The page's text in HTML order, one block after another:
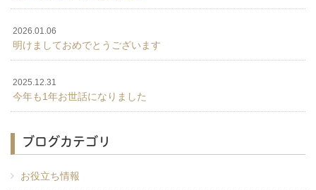
2026.01.06
明けましておめでとうございます
2025.12.31
今年も1年お世話になりました
ブログカテゴリ
お役立ち情報